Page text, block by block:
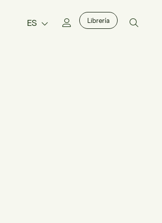
ES Librería